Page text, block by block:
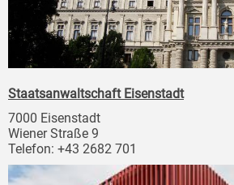
Staatsanwaltschaft Eisenstadt
7000 Eisenstadt
Wiener Straße 9
Telefon: +43 2682 701